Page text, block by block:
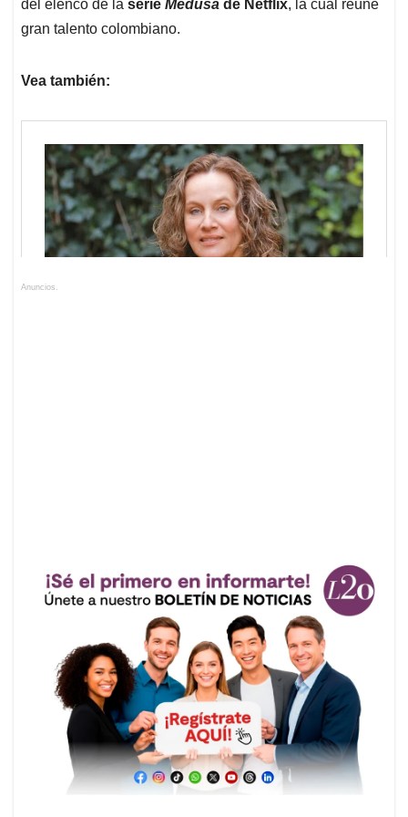
del elenco de la serie Medusa de Netflix, la cual reúne
gran talento colombiano.
Vea también:
Anuncios.